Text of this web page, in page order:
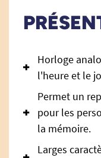
Horloge
l'heure et le
Permet un
pour les
la mémoire.
Larges